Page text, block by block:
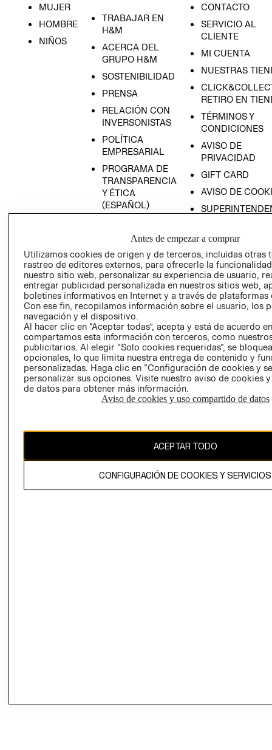
MUJER
HOMBRE
NIÑOS
TRABAJAR EN
H&M
ACERCA DEL
GRUPO H&M
SOSTENIBILIDAD
PRENSA
RELACIÓN CON
INVERSONISTAS
POLÍTICA
EMPRESARIAL
PROGRAMA DE
TRANSPARENCIA
Y ÉTICA
(ESPAÑOL)
TRANSPARENCIA
CONTACTO
SERVICIO AL
CLIENTE
MI CUENTA
NUESTRAS
RETIRO EN
TÉRMINOS Y
CONDICIONES
AVISO DE
PRIVACIDAD
GIFT CARD
AVISO DE
PETICIONES
QUEJAS Y
RECLAMOS
Colombia ($)
CAMBIAR REGIÓN
El contenido de esta página web está protegido por copyright y es
propiedad de H&M Hennes & Mauritz AB.
Antes de empezar a comprar
Utilizamos cookies de origen y de terceros, incluidas otras
rastreo de editores externos, para ofrecerle la
nuestro sitio web, personalizar su experiencia de usuario,
entregar publicidad personalizada en nuestros sitios web,
boletines informativos en Internet y a través de plataformas
Con ese fin, recopilamos información sobre el usuario, los
navegación y el dispositivo.
Al hacer clic en “Aceptar todas”, acepta y está de acuerdo
compartamos esta información con terceros, como
publicitarios. Al elegir “Solo cookies requeridas”, se
opcionales, lo que limita nuestra entrega de contenido y
personalizadas. Haga clic en “Configuración de cookies y
personalizar sus opciones. Visite nuestro aviso de cookies
de datos para obtener más información.
Aviso de cookies y uso compartido de datos
ACEPTAR TODO
CONFIGURACIÓN DE COOKIES Y SERVICIOS